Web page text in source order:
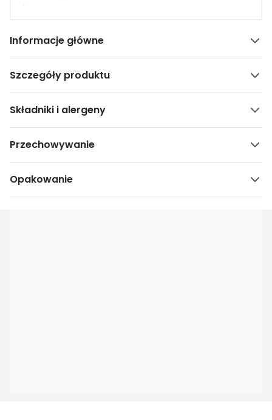
Informacje główne
Szczegóły produktu
Składniki i alergeny
Przechowywanie
Opakowanie